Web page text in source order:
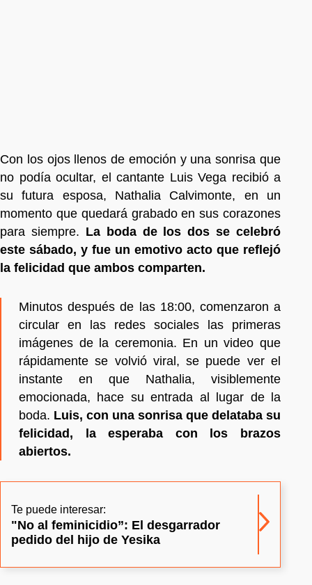
Con los ojos llenos de emoción y una sonrisa que
no podía ocultar, el cantante Luis Vega recibió a
su futura esposa, Nathalia Calvimonte, en un
momento que quedará grabado en sus corazones
para siempre. La boda de los dos se celebró
este sábado, y fue un emotivo acto que reflejó
la felicidad que ambos comparten.
Minutos después de las 18:00, comenzaron a
circular en las redes sociales las primeras
imágenes de la ceremonia. En un video que
rápidamente se volvió viral, se puede ver el
instante en que Nathalia, visiblemente
emocionada, hace su entrada al lugar de la
boda. Luis, con una sonrisa que delataba su
felicidad, la esperaba con los brazos
abiertos.
Te puede interesar:
"No al feminicidio”: El desgarrador
pedido del hijo de Yesika